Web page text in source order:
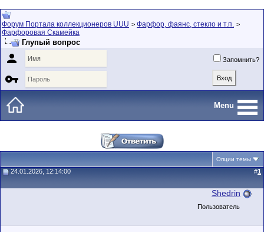
Форум Портала коллекционеров UUU > Фарфор, фаянс, стекло и т.п. >
Фарфоровая Скамейка
Глупый вопрос
 Запомнить?

Menu
Опции темы
24.01.2026, 12:14:00 #1
Shedrin
Пользователь